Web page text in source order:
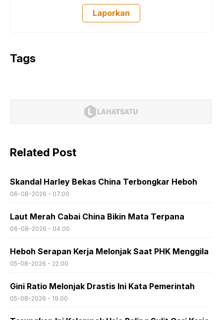
Laporkan
Tags
Related Post
Skandal Harley Bekas China Terbongkar Heboh
06-08-2026 - 07.00
Laut Merah Cabai China Bikin Mata Terpana
06-08-2026 - 04.00
Heboh Serapan Kerja Melonjak Saat PHK Menggila
05-08-2026 - 22.00
Gini Ratio Melonjak Drastis Ini Kata Pemerintah
05-08-2026 - 19.00